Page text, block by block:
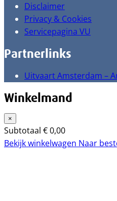
Disclaimer
Privacy & Cookies
Servicepagina VU
Partnerlinks
Uitvaart Amsterdam –
Winkelmand
×
Subtotaal €0,00
Bekijk winkelwagen Naar